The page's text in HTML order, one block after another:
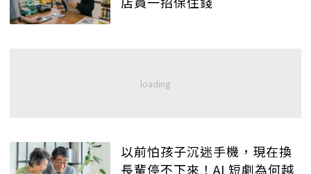
以前怕孩子沉迷手機，現在換
長輩停不下來！AI 短劇為何越